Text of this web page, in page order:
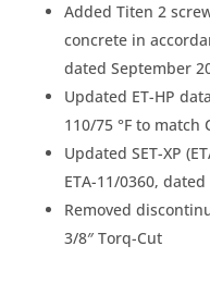
Added Titen 2
concrete in
dated September
Updated ET-HP
110/75 °F to match
Updated SET-XP
ETA-11/0360,
Removed
3/8″ Torq-Cut